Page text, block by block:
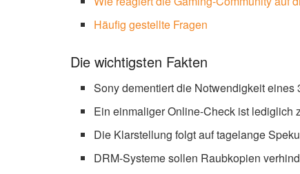
Häufig gestellte Fragen
Die wichtigsten Fakten
Sony dementiert die Notwendigkeit
Ein einmaliger Online-Check ist lediglich
Die Klarstellung folgt auf tagelange
DRM-Systeme sollen Raubkopien